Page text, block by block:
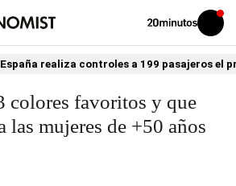
Volver
Iniciar
sesión
España realiza controles a 199 pasajeros el
colores favoritos y que
las mujeres de +50 años